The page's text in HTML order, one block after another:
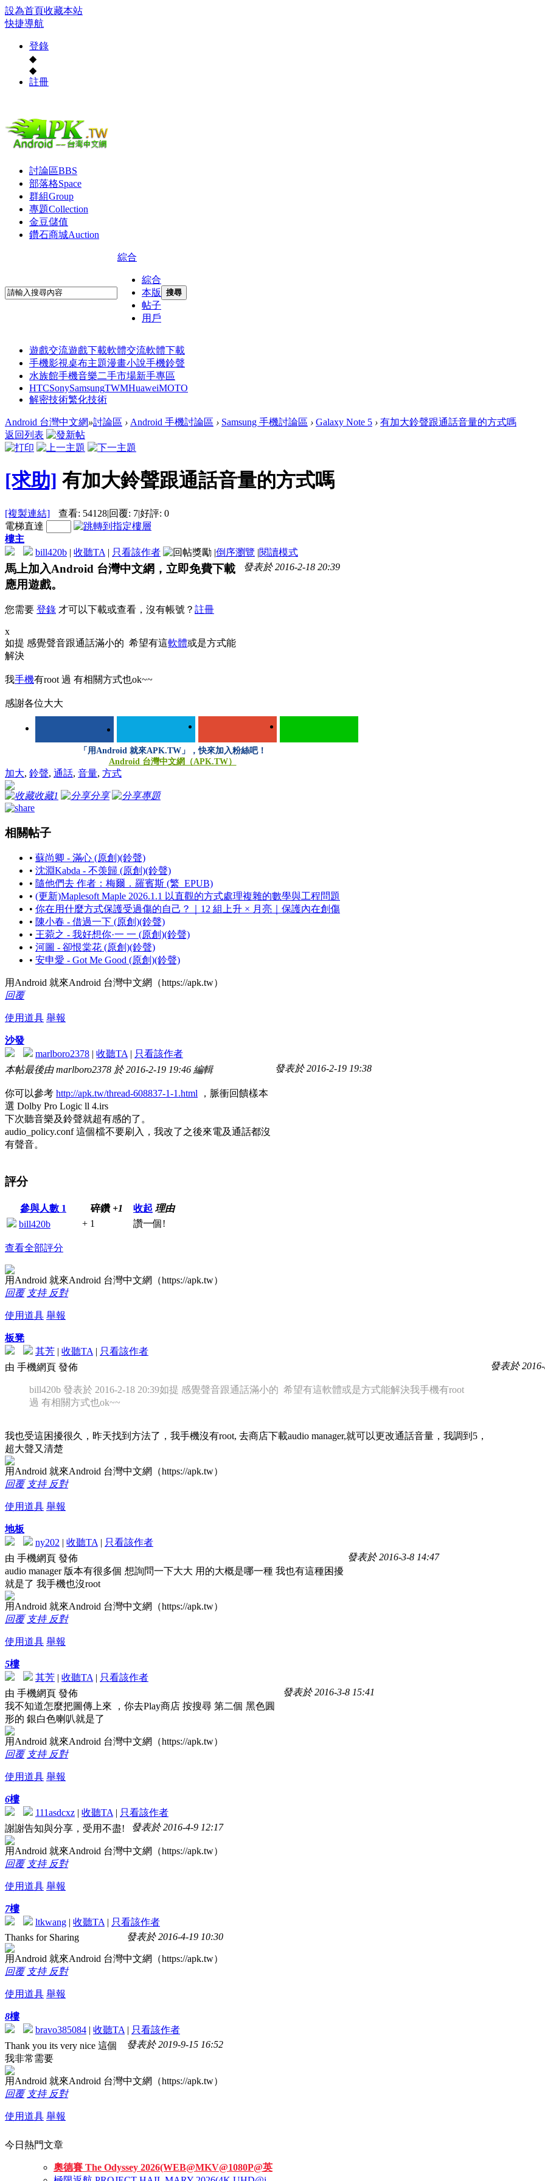
設為首頁收藏本站
快捷導航
登錄
◆
◆
註冊
討論區BBS
部落格Space
群組Group
專題Collection
金豆儲值
鑽石商城Auction
綜合
綜合
本版
帖子
用戶
搜尋
遊戲交流遊戲下載軟體交流軟體下載
手機影視桌布主題漫畫小說手機鈴聲
水族館手機音樂二手市場新手專區
HTCSonySamsungTWMHuaweiMOTO
解密技術繁化技術
Android 台灣中文網»討論區 › Android 手機討論區 › Samsung 手機討論區 › Galaxy Note 5 › 有加大鈴聲跟通話音量的方式嗎
返回列表
[求助] 有加大鈴聲跟通話音量的方式嗎
[複製連結] 查看: 54128|回覆: 7|好評: 0
電梯直達
樓主
bill420b | 收聽TA | 只看該作者 |倒序瀏覽 |閱讀模式
發表於 2016-2-18 20:39
馬上加入Android 台灣中文網，立即免費下載
應用遊戲。
您需要 登錄 才可以下載或查看，沒有帳號？ 註冊
x
如提 感覺聲音跟通話滿小的 希望有這軟體或是方式能
解決
我手機有root 過 有相關方式也ok~~
感謝各位大大
「用Android 就來APK.TW」，快來加入粉絲吧！
Android 台灣中文網（APK.TW）
加大, 鈴聲, 通話, 音量, 方式
收藏1 分享 專題
相關帖子
• 蘇尚卿 - 滿心 (原創)(鈴聲)
• 沈淵Kabda - 不羡歸 (原創)(鈴聲)
• 隨他們去 作者：梅爾．羅賓斯 (繁_EPUB)
• (更新)Maplesoft Maple 2026.1.1 以直觀的方式處理複雜的數學與工程問題
• 你在用什麼方式保護受過傷的自己？｜12 組上升 × 月亮｜保護內在創傷
• 陳小春 - 借過一下 (原創)(鈴聲)
• 王菀之 - 我好想你·一 一 (原創)(鈴聲)
• 河圖 - 卻恨棠花 (原創)(鈴聲)
• 安申愛 - Got Me Good (原創)(鈴聲)
用Android 就來Android 台灣中文網（https://apk.tw）
回覆
使用道具 舉報
沙發
marlboro2378 | 收聽TA | 只看該作者
發表於 2016-2-19 19:38
本帖最後由 marlboro2378 於 2016-2-19 19:46 編輯
你可以參考 http://apk.tw/thread-608837-1-1.html ，脈衝回饋樣本
選 Dolby Pro Logic ll 4.irs
下次聽音樂及鈴聲就超有感的了。
audio_policy.conf 這個檔不要刷入，我改了之後來電及通話都沒
有聲音。
評分
參與人數 1 碎鑽 +1 收起 理由
bill420b
+ 1 讚一個!
查看全部評分
用Android 就來Android 台灣中文網（https://apk.tw）
回覆 支持 反對
使用道具 舉報
板凳
其芳 | 收聽TA | 只看該作者
發表於
由 手機網頁 發佈
bill420b 發表於 2016-2-18 20:39如提 感覺聲音跟通話滿小的 希望有這軟體或是方式能解決我手機有root
過 有相關方式也ok~~
我也受這困擾很久，昨天找到方法了，我手機沒有root, 去商店下載audio manager,就可以更改通話音量，我調到5，
超大聲又清楚
用Android 就來Android 台灣中文網（https://apk.tw）
回覆 支持 反對
使用道具 舉報
地板
ny202 | 收聽TA | 只看該作者
發表於 2016-3-8 14:47
由 手機網頁 發佈
audio manager 版本有很多個 想詢問一下大大 用的大概是哪一種 我也有這種困擾
就是了 我手機也沒root
用Android 就來Android 台灣中文網（https://apk.tw）
回覆 支持 反對
使用道具 舉報
5樓
其芳 | 收聽TA | 只看該作者
發表於 2016-3-8 15:41
由 手機網頁 發佈
我不知道怎麼把圖傳上來 ，你去Play商店 按搜尋 第二個 黑色圓
形的 銀白色喇叭就是了
用Android 就來Android 台灣中文網（https://apk.tw）
回覆 支持 反對
使用道具 舉報
6樓
111asdcxz | 收聽TA | 只看該作者
發表於 2016-4-9 12:17
謝謝告知與分享，受用不盡!
用Android 就來Android 台灣中文網（https://apk.tw）
回覆 支持 反對
使用道具 舉報
7樓
ltkwang | 收聽TA | 只看該作者
發表於 2016-4-19 10:30
Thanks for Sharing
用Android 就來Android 台灣中文網（https://apk.tw）
回覆 支持 反對
使用道具 舉報
8樓
bravo385084 | 收聽TA | 只看該作者
發表於 2019-9-15 16:52
Thank you its very nice 這個
我非常需要
用Android 就來Android 台灣中文網（https://apk.tw）
回覆 支持 反對
使用道具 舉報
今日熱門文章
奧德賽 The Odyssey 2026(WEB@MKV@1080P@英